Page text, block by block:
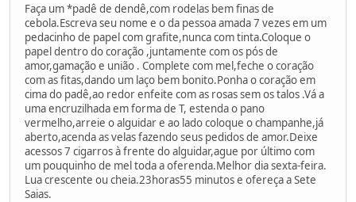
Faça um *padê de dendê,com rodelas bem finas de
cebola.Escreva seu nome e o da pessoa amada 7 vezes em um
pedacinho de papel com grafite,nunca com tinta.Coloque o
papel dentro do coração ,juntamente com os pós de
amor,gamação e união . Complete com mel,feche o coração
com as fitas,dando um laço bem bonito.Ponha o coração em
cima do padê,ao redor enfeite com as rosas sem os talos .Vá a
uma encruzilhada em forma de T, estenda o pano
vermelho,arreie o alguidar e ao lado coloque o champanhe,já
aberto,acenda as velas fazendo seus pedidos de amor.Deixe
acessos 7 cigarros à frente do alguidar,ague por último com
um pouquinho de mel toda a oferenda.Melhor dia sexta-feira.
Lua crescente ou cheia.23horas55 minutos e ofereça a Sete
Saias.